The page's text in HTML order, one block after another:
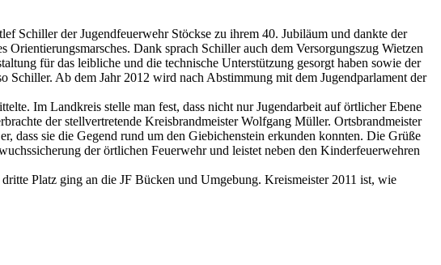
Schiller der Jugendfeuerwehr Stöckse zu ihrem 40. Jubiläum und dankte der
Dank sprach Schiller auch dem Versorgungszug Wietzen
für das leibliche und die technische Unterstützung gesorgt haben sowie der
Schiller. Ab dem Jahr 2012 wird nach Abstimmung mit dem Jugendparlament der
Im Landkreis stelle man fest, dass nicht nur Jugendarbeit auf örtlicher Ebene
der stellvertretende Kreisbrandmeister Wolfgang Müller. Ortsbrandmeister
dass sie die Gegend rund um den Giebichenstein erkunden konnten. Die Grüße
der örtlichen Feuerwehr und leistet neben den Kinderfeuerwehren
Platz ging an die JF Bücken und Umgebung. Kreismeister 2011 ist, wie